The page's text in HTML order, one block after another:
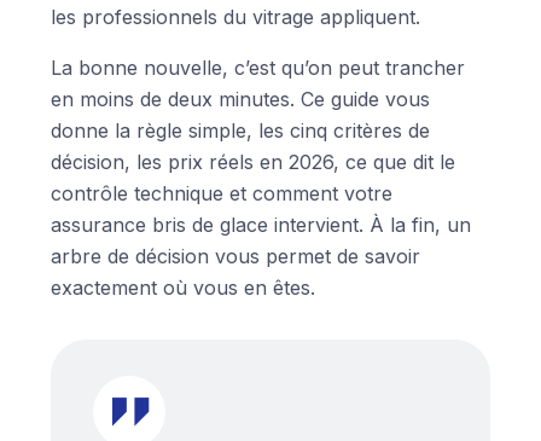
les professionnels du vitrage appliquent.
La bonne nouvelle, c’est qu’on peut trancher
en moins de deux minutes. Ce guide vous
donne la règle simple, les cinq critères de
décision, les prix réels en 2026, ce que dit le
contrôle technique et comment votre
assurance bris de glace intervient. À la fin, un
arbre de décision vous permet de savoir
exactement où vous en êtes.